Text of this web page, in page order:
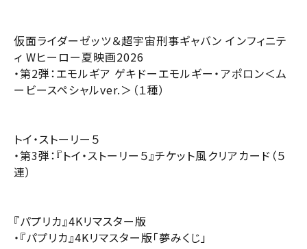
予約を確認する
予約を変更する
近畿
中国・四国
九州
仮面ライダーゼッツ＆超宇宙刑事ギャバン インフィニテ
ィ Wヒーロー夏映画2026
・第2弾：エモルギア ゲキドーエモルギー・アポロン＜ム
ービースペシャルver.＞（１種）
トイ・ストーリー５
・第3弾：『トイ・ストーリー５』チケット風クリアカード（５
連）
『パプリカ』4Kリマスター版
・『パプリカ』4Kリマスター版「夢みくじ」